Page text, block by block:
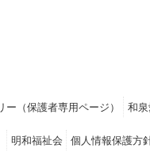
ー（保護者専用ページ） 和泉
明和福祉会 個人情報保護方